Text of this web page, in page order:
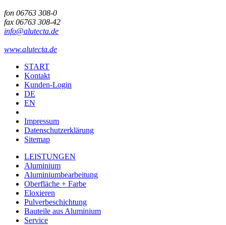
fon 06763 308-0
fax 06763 308-42
info@alutecta.de
www.alutecta.de
START
Kontakt
Kunden-Login
DE
EN
Impressum
Datenschutzerklärung
Sitemap
LEISTUNGEN
Aluminium
Aluminiumbearbeitung
Oberfläche + Farbe
Eloxieren
Pulverbeschichtung
Bauteile aus Aluminium
Service